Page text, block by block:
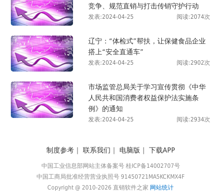
竞争、规范直销与打击传销守护行动
发表:2024-04-25 阅读:2074次
辽宁：“体检式”帮扶，让保健食品企业
搭上“安全直通车”
发表:2024-04-25 阅读:2902次
市场监管总局关于学习宣传贯彻《中华
人民共和国消费者权益保护法实施条
例》的通知
发表:2024-04-25 阅读:2934次
制度参考 | 联系我们 | 电脑版 | 下载APP
中国工业信息部网站主体备案号 桂ICP备14002707号
中国工商局批准经营营业执照号 91450721MA5KCKMX4F
Copyright @ 2010-2026 直销软件之家 网站统计